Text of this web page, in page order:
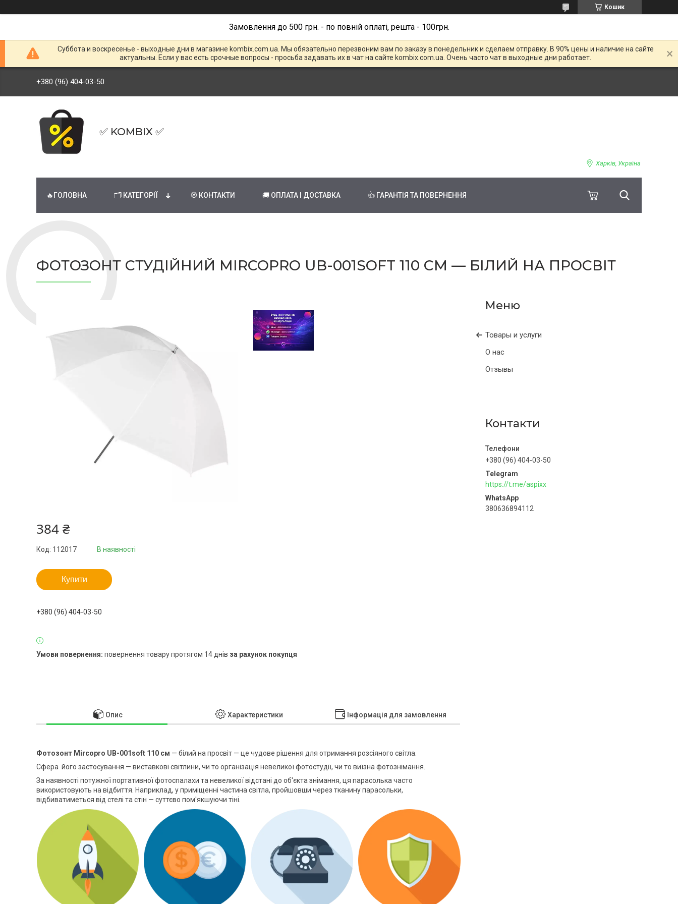
Кошик
Замовлення до 500 грн. - по повній оплаті, решта - 100грн.
Суббота и воскресенье - выходные дни в магазине kombix.com.ua. Мы обязательно перезвоним вам по заказу в понедельник и сделаем отправку. В 90% цены и наличие на сайте
актуальны. Если у вас есть срочные вопросы - просьба задавать их в чат на сайте kombix.com.ua. Очень часто чат в выходные дни работает.
+380 (96) 404-03-50
✅ KOMBIX ✅
Харків, Україна
🔥ГОЛОВНА 🗂 КАТЕГОРІЇ 🧭 КОНТАКТИ 🚚 ОПЛАТА І ДОСТАВКА 👍 ГАРАНТІЯ ТА ПОВЕРНЕННЯ
ФОТОЗОНТ СТУДІЙНИЙ MIRCOPRO UB-001SOFT 110 СМ — БІЛИЙ НА ПРОСВІТ
Товары и услуги
О нас
Отзывы
Контакти
+380 (96) 404-03-50
https://t.me/aspixx
380636894112
384 ₴
В наявності
Код: 112017
Купити
+380 (96) 404-03-50
повернення товару протягом 14 днів за рахунок покупця
Опис Характеристики Інформація для замовлення
Фотозонт Mircopro UB-001soft 110 см — білий на просвіт — це чудове рішення для отримання розсіяного світла.
Сфера його застосування — виставкові світлини, чи то організація невеликої фотостудії, чи то виїзна фотознімання.
За наявності потужної портативної фотоспалахи та невеликої відстані до об'єкта знімання, ця парасолька часто
використовують на відбиття. Наприклад, у приміщенні частина світла, пройшовши через тканину парасольки,
відбиватиметься від стелі та стін — суттєво пом'якшуючи тіні.